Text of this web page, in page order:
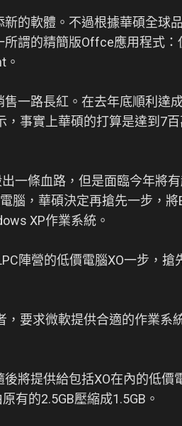
新的軟體。不過根據華碩全球
謂的精簡版Offce應用程式
一路長紅。在去年底順利達
事實上華碩的打算是達到7
一條血路，但是面臨今年將
腦，華碩決定再搶先一步，
XP作業系統。
陣營的低價電腦XO一步，
，要求微軟提供合適的作業系
將提供給包括XO在內的低價
有的2.5GB壓縮成1.5GB。